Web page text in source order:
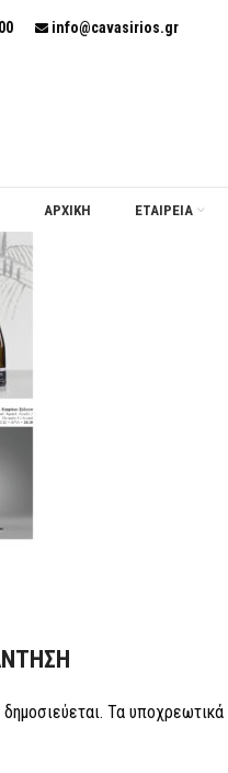
info@cavasirios.gr
ΑΡΧΙΚΗ ΕΤΑΙΡΕΙΑ
Τα υποχρεωτικά